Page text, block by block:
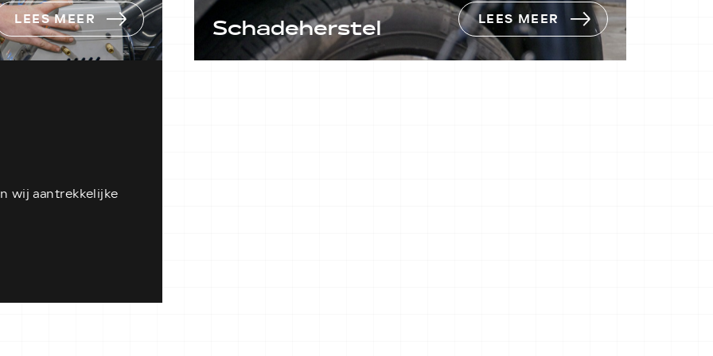
LEES MEER Schadeherstel
Autoschade? Bij ons, Autobedrijf
LEES MEER
wij aantrekkelijke